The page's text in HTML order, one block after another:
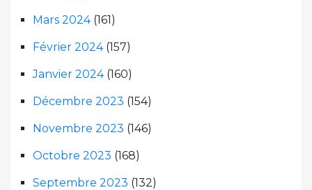
Mars 2024(161)
Février 2024(157)
Janvier 2024(160)
Décembre 2023 (154)
Novembre 2023 (146)
Octobre 2023 (168)
Septembre 2023 (132)